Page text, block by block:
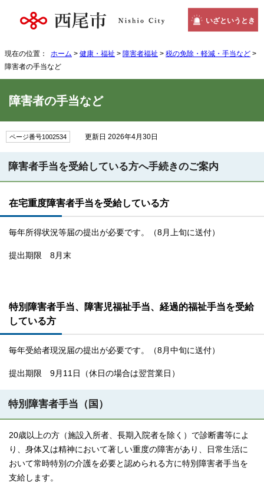
いざというとき
現在の位置： ホーム > 健康・福祉 > 障害者福祉 > 税の免除・軽減・手当など >
障害者の手当など
障害者の手当など
ページ番号1002534 更新日 2026年4月30日
障害者手当を受給している方へ手続きのご案内
在宅重度障害者手当を受給している方
毎年所得状況等届の提出が必要です。（8月上旬に送付）
提出期限 8月末
特別障害者手当、障害児福祉手当、経過的福祉手当を受給
している方
毎年受給者現況届の提出が必要です。（8月中旬に送付）
提出期限 9月11日（休日の場合は翌営業日）
特別障害者手当（国）
20歳以上の方（施設入所者、長期入院者を除く）で診断書等によ
り、身体又は精神において著しい重度の障害があり、日常生活に
おいて常時特別の介護を必要と認められる方に特別障害者手当を
支給します。